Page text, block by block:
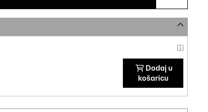
Dodaj u
košaricu